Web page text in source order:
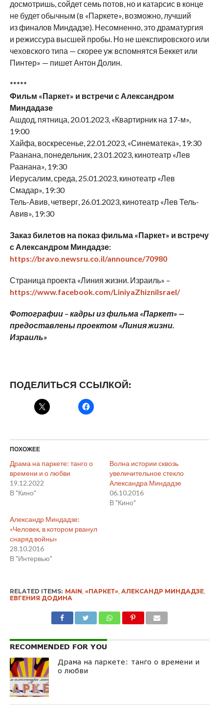
досмотришь, сойдет семь потов, но и катарсис в конце
не будет обычным (в «Паркете», возможно, лучший
из финалов Миндадзе). Несомненно, это драматургия
и режиссура высшей пробы. Но не шекспировского или
чеховского типа — скорее уж вспомнятся Беккет или
Пинтер» — пишет Антон Долин.
*****
Фильм «Паркет» и встречи с Александром
Миндадазе
Ашдод, пятница, 20.01.2023, «Квартирник на 17-м»,
19:00
Хайфа, воскресенье, 22.01.2023, «Синематека», 19:30
Раанана, понедельник, 23.01.2023, кинотеатр «Лев
Раанана», 19:30
Иерусалим, среда, 25.01.2023, кинотеатр «Лев
Смадар», 19:30
Тель-Авив, четверг, 26.01.2023, кинотеатр «Лев Тель-
Авив», 19:30
Заказ билетов на показ фильма «Паркет» и встречу
с Александром Миндадзе:
https://bravo.newsru.co.il/announce/70980
Страница проекта «Линия жизни. Израиль» –
https://www.facebook.com/LiniyaZhizniIsrael/
Фотографии –кадры из фильма «Паркет» —
предоставленыпроектом «Линия жизни.
Израиль»
ПОДЕЛИТЬСЯ ССЫЛКОЙ:
ПОХОЖЕЕ
Драма на паркете: танго о
времени и о любви
19.12.2022
В "Кино"
Волна истории сквозь
увеличительное стекло
Александра Миндадзе
06.10.2016
В "Кино"
Александр Миндадзе:
«Человек, в котором рванул
снаряд войны»
28.10.2016
В "Интервью"
RELATED ITEMS: MAIN «ПАРКЕТ», АЛЕКСАНДР МИНДАДЗЕ,
ЕВГЕНИЯ ДОДИНА
RECOMMENDED FOR YOU
Драма на паркете: танго о времени и
о любви